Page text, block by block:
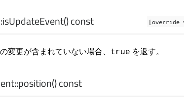
isUpdateEvent() const
の変更が含まれていない場合、 true を返す。
position() const